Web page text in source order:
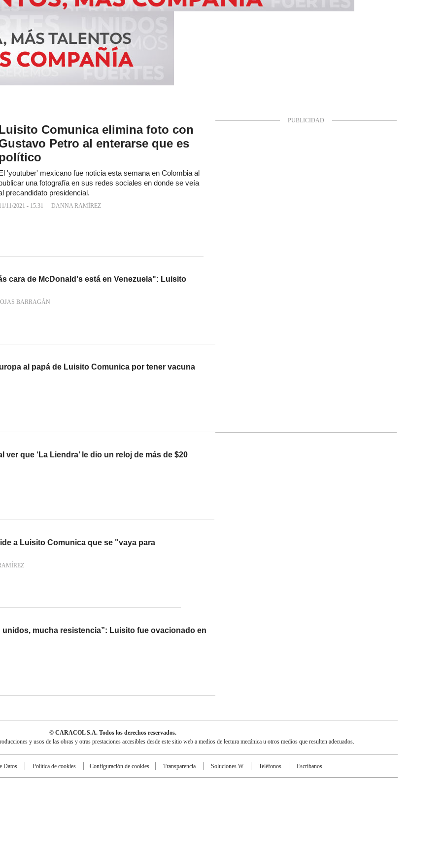
Comunica elimina foto con
Petro al enterarse que es
El 'youtuber' mexicano fue noticia esta semana en Colombia al
una fotografía en sus redes sociales en donde se veía
precandidato presidencial.
11/2021 - 15:31 DANNA RAMÍREZ
cara de McDonald's está en Venezuela": Luisito
BARRAGÁN
al papá de Luisito Comunica por tener vacuna
ver que ‘La Liendra’ le dio un reloj de más de $20
a Luisito Comunica que se "vaya para
unidos, mucha resistencia”: Luisito fue ovacionado en
© CARACOL S.A. Todos los derechos reservados.
y usos de las obras y otras prestaciones accesibles desde este sitio web a medios de lectura mecánica u otros medios que resulten adecuados.
Datos Política de cookies Configuración de cookies Transparencia Soluciones W Teléfonos Escríbanos